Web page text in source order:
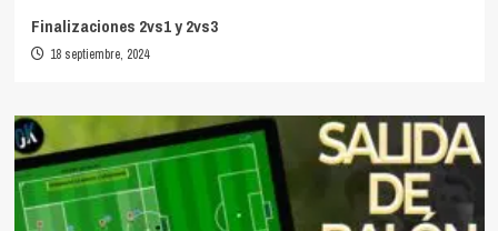
Finalizaciones 2vs1 y 2vs3
18 septiembre, 2024